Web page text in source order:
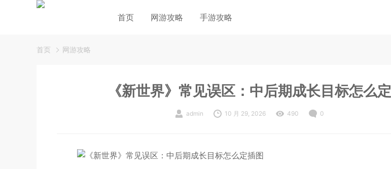
首页 网游攻略 手游攻略
首页 网游攻略
《新世界》常见误区：中后期成长目标怎么定
admin 10 月 29, 2026 490 0